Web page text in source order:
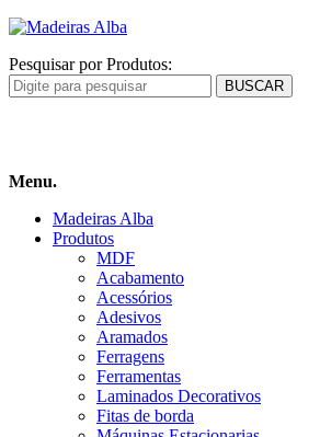
Pesquisar por Produtos:
Menu.
Madeiras Alba
Produtos
MDF
Acabamento
Acessórios
Adesivos
Aramados
Ferragens
Ferramentas
Laminados Decorativos
Fitas de borda